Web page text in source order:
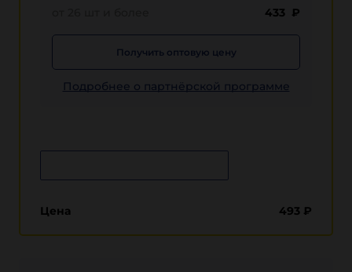
433 ₽
Получить оптовую цену
Подробнее о партнёрской программе
Цена 493 ₽